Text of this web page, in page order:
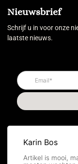
Nieuwsbrief
Schrijf u in voor onze
laatste nieuws.